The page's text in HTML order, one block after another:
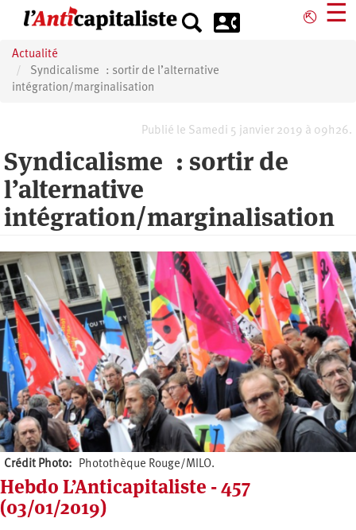
principal
⎋ ☰
Actualité
Syndicalisme : sortir de l’alternative
intégration/marginalisation
Publié le Samedi 5 janvier 2019 à 09h26.
Syndicalisme : sortir de
l’alternative
intégration/marginalisation
Crédit Photo Photothèque Rouge/MILO.
Hebdo L’Anticapitaliste - 457
(03/01/2019)